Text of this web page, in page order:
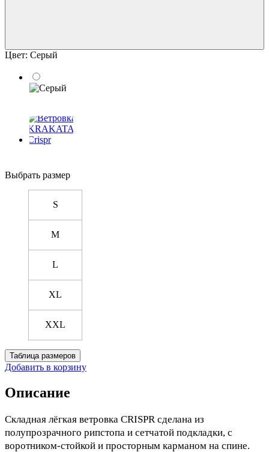
Цвет: Серый
Выбрать размер
S
M
L
XL
XXL
Таблица размеров
Добавить в корзину
Описание
Складная лёгкая ветровка CRISPR сделана из
полупрозрачного рипстопа и сетчатой подкладки, с
воротником-стойкой и просторным карманом на спине.